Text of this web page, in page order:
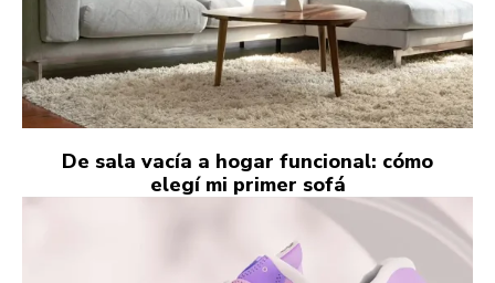
De sala vacía a hogar funcional: cómo
elegí mi primer sofá